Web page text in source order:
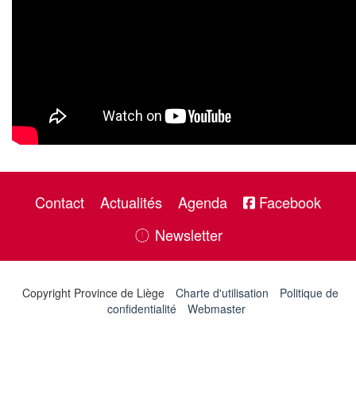
Contact Actualités Agenda
Facebook
Newsletter
Copyright Province de Liège Charte d'utilisation
Politique de
confidentialité
Webmaster